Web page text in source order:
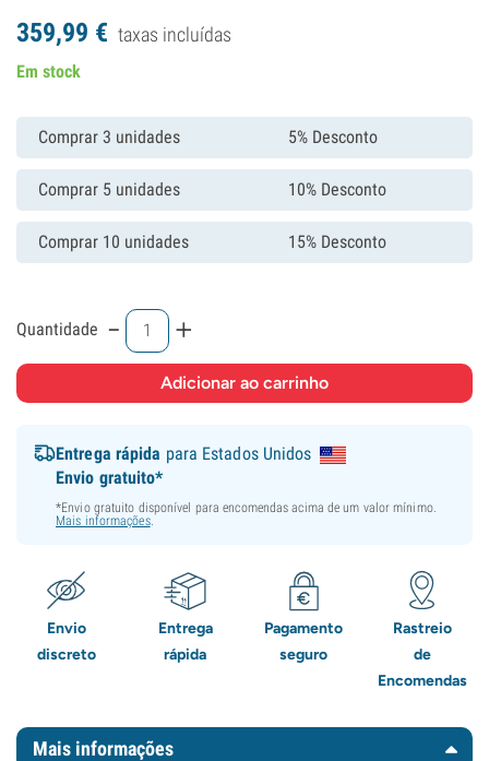
359,99 € taxas incluídas
Em stock
Comprar 3 unidades 5% Desconto
Comprar 5 unidades 10% Desconto
Comprar 10 unidades 15% Desconto
Quantidade - +
Entrega rápida para Estados Unidos
Envio gratuito*
*Envio gratuito disponível para encomendas acima de um valor mínimo.
Mais informações.
Envio
discreto
Entrega
rápida
Pagamento
seguro
Rastreio
de
Encomendas
Mais informações